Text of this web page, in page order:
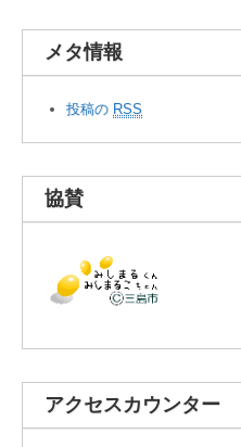
メタ情報
投稿の RSS
協賛
アクセスカウンター